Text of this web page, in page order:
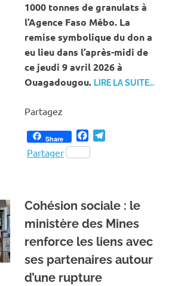
1000 tonnes de granulats à
l’Agence Faso Mêbo. La
remise symbolique du don a
eu lieu dans l’après-midi de
ce jeudi 9 avril 2026 à
Ouagadougou. LIRE LA SUITE…
Partagez
Share Facebook
Partager
Cohésion sociale : le
ministère des Mines
renforce les liens avec
ses partenaires autour
d’une rupture